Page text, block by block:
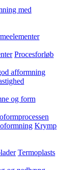
med
Procesforløb
afformning
og form
Krymp
Termoplasts